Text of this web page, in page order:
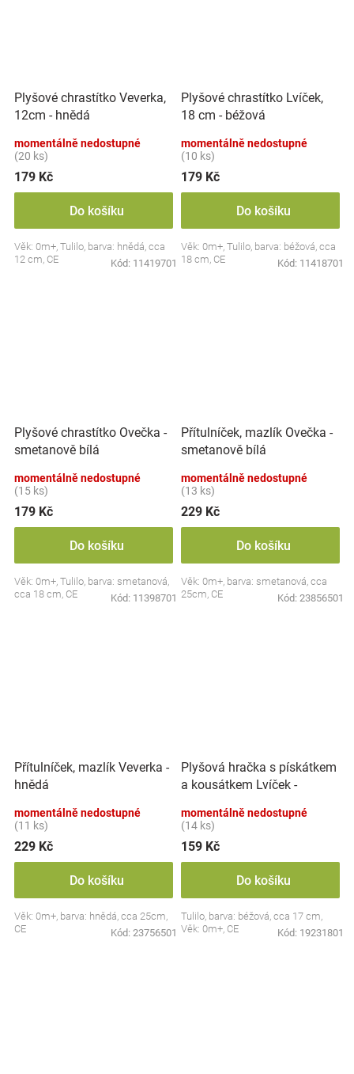
Plyšové chrastítko Veverka,
12cm - hnědá
momentálně nedostupné
(20 ks)
179 Kč
Do košíku
Věk: 0m+, Tulilo, barva: hnědá, cca
12 cm, CE
Kód: 11419701
Plyšové chrastítko Lvíček,
18 cm - béžová
momentálně nedostupné
(10 ks)
179 Kč
Do košíku
Věk: 0m+, Tulilo, barva: béžová, cca
18 cm, CE
Kód: 11418701
Plyšové chrastítko Ovečka -
smetanově bílá
momentálně nedostupné
(15 ks)
179 Kč
Do košíku
Věk: 0m+, Tulilo, barva: smetanová,
cca 18 cm, CE
Kód: 11398701
Přítulníček, mazlík Ovečka -
smetanově bílá
momentálně nedostupné
(13 ks)
229 Kč
Do košíku
Věk: 0m+, barva: smetanová, cca
25cm, CE
Kód: 23856501
Přítulníček, mazlík Veverka -
hnědá
momentálně nedostupné
(11 ks)
229 Kč
Do košíku
Věk: 0m+, barva: hnědá, cca 25cm,
CE
Kód: 23756501
Plyšová hračka s pískátkem
a kousátkem Lvíček -
momentálně nedostupné
(14 ks)
159 Kč
Do košíku
Tulilo, barva: béžová, cca 17 cm,
Věk: 0m+, CE
Kód: 19231801